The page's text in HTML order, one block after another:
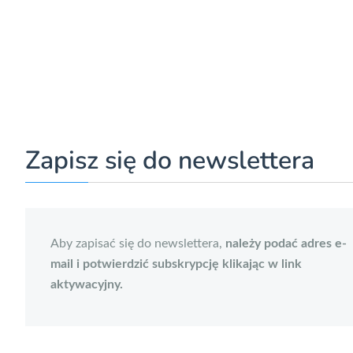
Zapisz się do newslettera
Aby zapisać się do newslettera, należy podać adres e-
mail i potwierdzić subskrypcję klikając w link
aktywacyjny.